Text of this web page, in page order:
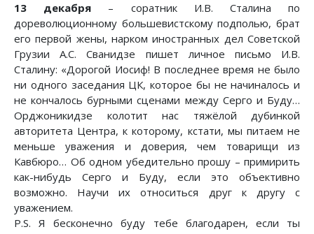
13 декабря – соратник И.В. Сталина по
дореволюционному большевистскому подполью, брат
его первой жены, нарком иностранных дел Советской
Грузии А.С. Сванидзе пишет личное письмо И.В.
Сталину: «Дорогой Иосиф! В последнее время не было
ни одного заседания ЦК, которое бы не начиналось и
не кончалось бурными сценами между Серго и Буду…
Орджоникидзе колотит нас тяжёлой дубинкой
авторитета Центра, к которому, кстати, мы питаем не
меньше уважения и доверия, чем товарищи из
Кавбюро… Об одном убедительно прошу – примирить
как-нибудь Серго и Буду, если это объективно
возможно. Научи их относиться друг к другу с
уважением.
P.S. Я бесконечно буду тебе благодарен, если ты